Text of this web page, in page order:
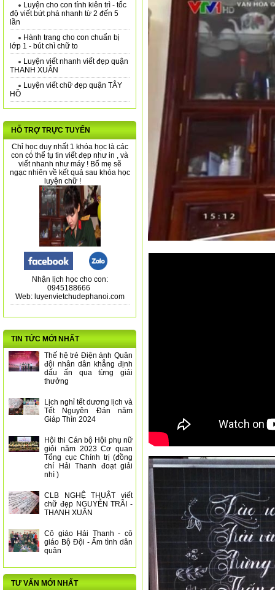
Luyện cho con tính kiên trì - tốc
độ viết bứt phá nhanh từ 2 đến 5
lần
Hành trang cho con chuẩn bị
lớp 1 - bút chì chữ to
Luyện viết nhanh viết đẹp quận
THANH XUÂN
Luyện viết chữ đẹp quận TÂY
HỒ
HỖ TRỢ TRỰC TUYẾN
Chỉ học duy nhất 1 khóa học là các
con có thể tụ tin viết đẹp như in , và
viết nhanh như máy ! Bố mẹ sẽ
ngạc nhiên về kết quả sau khóa học
luyện chữ !
Nhận lịch học cho con:
0945188666
Web: luyenvietchudephanoi.com
TIN TỨC MỚI NHẤT
Thế hệ trẻ Điện ảnh Quân
đội nhân dân khẳng định
dấu ấn qua từng giải
thưởng
Lịch nghỉ tết dương lịch và
Tết Nguyên Đán năm
Giáp Thìn 2024
Hội thi Cán bộ Hội phụ nữ
giỏi năm 2023 Cơ quan
Tổng cục Chính trị (đồng
chí Hải Thanh đoạt giải
nhì )
CLB NGHỆ THUẬT viết
chữ đẹp NGUYỄN TRÃI -
THANH XUÂN
Cô giáo Hải Thanh - cô
giáo Bộ Đội - Ấm tình dân
quân
TƯ VẤN MỚI NHẤT